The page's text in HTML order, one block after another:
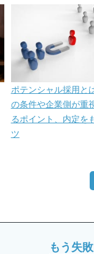
ポテンシャル採用と
の条件や企業側が重
るポイント、内定を
ツ
もう失